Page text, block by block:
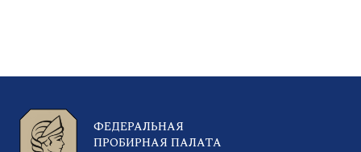
ФЕДЕРАЛЬНАЯ
ПРОБИРНАЯ ПАЛАТА